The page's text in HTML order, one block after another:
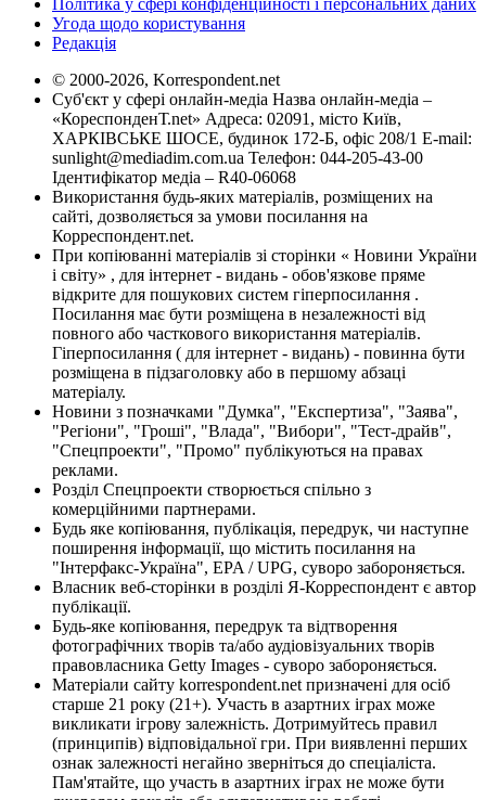
Угода щодо користування
Редакція
© 2000-2026, Korrespondent.net
Суб'єкт у сфері онлайн-медіа Назва онлайн-медіа –
«КореспонденТ.net» Адреса: 02091, місто Київ,
ХАРКІВСЬКЕ ШОСЕ, будинок 172-Б, офіс 208/1 E-mail:
sunlight@mediadim.com.ua Телефон: 044-205-43-00
Ідентифікатор медіа – R40-06068
Використання будь-яких матеріалів, розміщених на
сайті, дозволяється за умови посилання на
Корреспондент.net.
При копіюванні матеріалів зі сторінки « Новини України
і світу» , для інтернет - видань - обов'язкове пряме
відкрите для пошукових систем гіперпосилання .
Посилання має бути розміщена в незалежності від
повного або часткового використання матеріалів.
Гіперпосилання ( для інтернет - видань) - повинна бути
розміщена в підзаголовку або в першому абзаці
матеріалу.
Новини з позначками "Думка", "Експертиза", "Заява",
"Регіони", "Гроші", "Влада", "Вибори", "Тест-драйв",
"Спецпроекти", "Промо" публікуються на правах
реклами.
Розділ Спецпроекти створюється спільно з
комерційними партнерами.
Будь яке копіювання, публікація, передрук, чи наступне
поширення інформації, що містить посилання на
"Інтерфакс-Україна", EPA / UPG, суворо забороняється.
Власник веб-сторінки в розділі Я-Корреспондент є автор
публікації.
Будь-яке копіювання, передрук та відтворення
фотографічних творів та/або аудіовізуальних творів
правовласника Getty Images - суворо забороняється.
Матеріали сайту korrespondent.net призначені для осіб
старше 21 року (21+). Участь в азартних іграх може
викликати ігрову залежність. Дотримуйтесь правил
(принципів) відповідальної гри. При виявленні перших
ознак залежності негайно зверніться до спеціаліста.
Пам'ятайте, що участь в азартних іграх не може бути